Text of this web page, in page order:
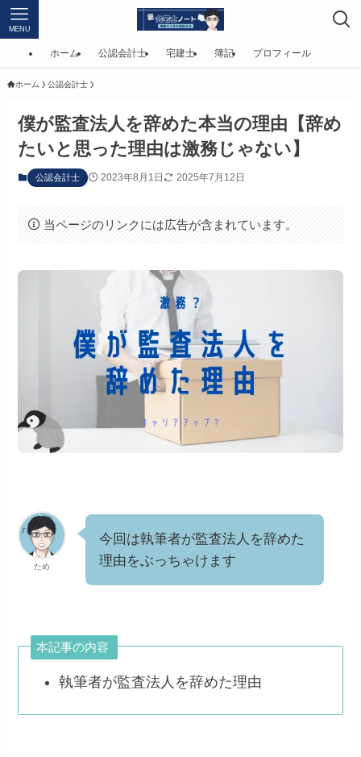
MENU
ホーム 公認会計士 宅建士 簿記 プロフィール
ホーム 公認会計士
僕が監査法人を辞めた本当の理由【辞め
たいと思った理由は激務じゃない】
公認会計士 2023年8月1日 2025年7月12日
当ページのリンクには広告が含まれています。
ため
今回は執筆者が監査法人を辞めた
理由をぶっちゃけます
本記事の内容
執筆者が監査法人を辞めた理由